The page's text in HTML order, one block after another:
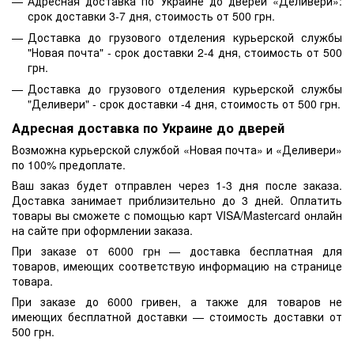
срок доставки 3-7 дня, стоимость от 500 грн.
Доставка до грузового отделения курьерской службы
"Новая почта" - срок доставки 2-4 дня, стоимость от 500
грн.
Доставка до грузового отделения курьерской службы
"Деливери" - срок доставки -4 дня, стоимость от 500 грн.
Адресная доставка по Украине до дверей
Возможна курьерской службой «Новая почта» и «Деливери»
по 100% предоплате.
Ваш заказ будет отправлен через 1-3 дня после заказа.
Доставка занимает приблизительно до 3 дней. Оплатить
товары вы сможете с помощью карт VISA/Mastercard онлайн
на сайте при оформлении заказа.
При заказе от 6000 грн — доставка бесплатная для
товаров, имеющих соответствую информацию на странице
товара.
При заказе до 6000 гривен, а также для товаров не
имеющих бесплатной доставки — стоимость доставки от
500 грн.